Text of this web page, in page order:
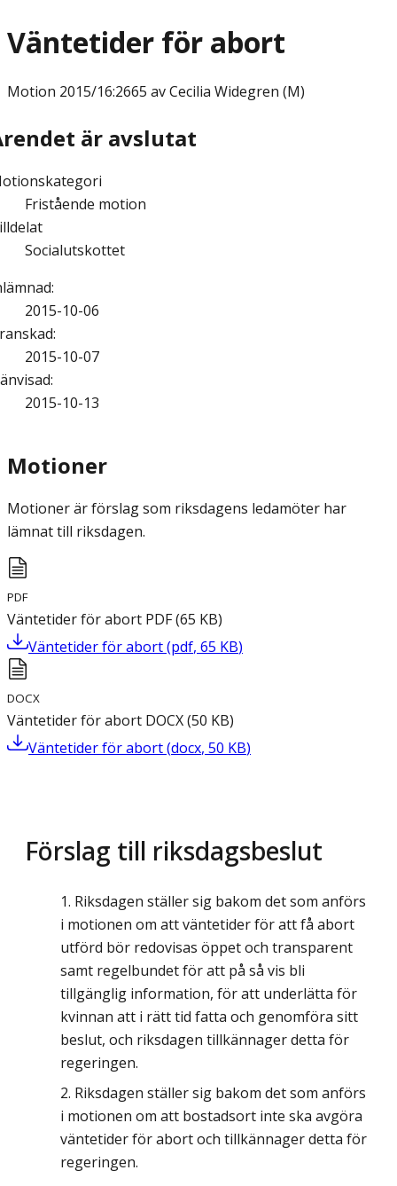
Väntetider för abort
Motion 2015/16:2665 av Cecilia Widegren (M)
är avslutat
Fristående motion
Socialutskottet
:
2015-10-06
:
2015-10-07
:
2015-10-13
Motioner
Motioner är förslag som riksdagens ledamöter har
lämnat till riksdagen.
PDF
Väntetider för abort PDF(65 KB)
Väntetider för abort(pdf, 65 KB)
DOCX
Väntetider för abort DOCX(50 KB)
Väntetider för abort(docx, 50 KB)
Förslag till riksdagsbeslut
Riksdagen ställer sig bakom det som anförs
i motionen om att väntetider för att få abort
utförd bör redovisas öppet och transparent
samt regelbundet för att på så vis bli
tillgänglig information, för att underlätta för
kvinnan att i rätt tid fatta och genomföra sitt
beslut, och riksdagen tillkännager detta för
regeringen.
Riksdagen ställer sig bakom det som anförs
i motionen om att bostadsort inte ska avgöra
väntetider för abort och tillkännager detta för
regeringen.